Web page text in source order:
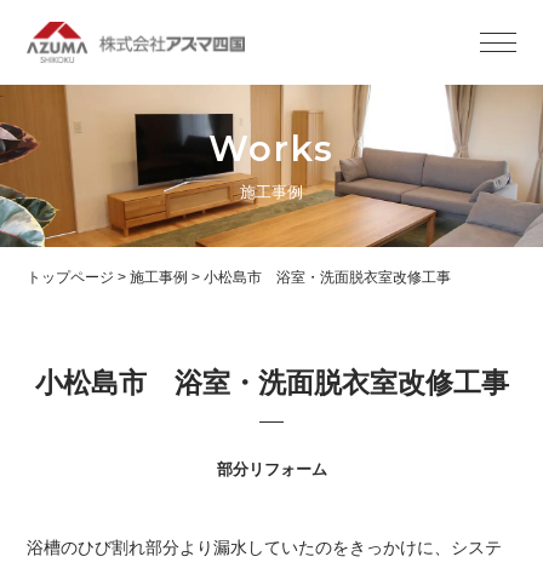
Works
施工事例
トップページ >施工事例 >小松島市 浴室・洗面脱衣室改修工事
小松島市 浴室・洗面脱衣室改修工事
部分リフォーム
浴槽のひび割れ部分より漏水していたのをきっかけに、システ